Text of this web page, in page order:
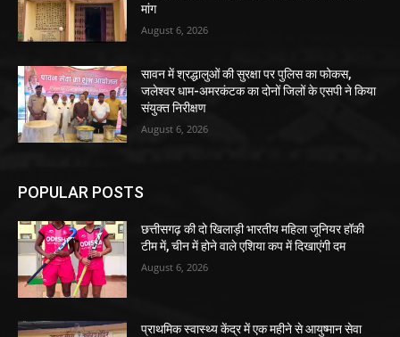
मांग
August 6, 2026
सावन में श्रद्धालुओं की सुरक्षा पर पुलिस का फोकस,
जलेश्वर धाम-अमरकंटक का दोनों जिलों के एसपी ने किया
संयुक्त निरीक्षण
August 6, 2026
POPULAR POSTS
छत्तीसगढ़ की दो खिलाड़ी भारतीय महिला जूनियर हॉकी
टीम में, चीन में होने वाले एशिया कप में दिखाएंगी दम
August 6, 2026
प्राथमिक स्वास्थ्य केंद्र में एक महीने से आयुष्मान सेवा